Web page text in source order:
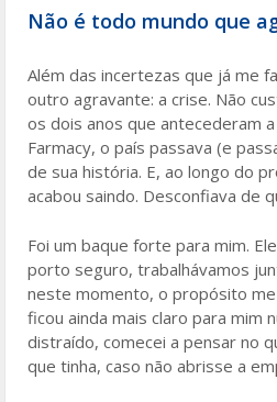
Não é todo mundo que
Além das incertezas que já me
outro agravante: a crise. Não
os dois anos que antecederam
Farmacy, o país passava (e
de sua história. E, ao longo do
acabou saindo. Desconfiava de
Foi um baque forte para mim.
porto seguro, trabalhávamos
neste momento, o propósito
ficou ainda mais claro para mim
distraído, comecei a pensar no
que tinha, caso não abrisse a